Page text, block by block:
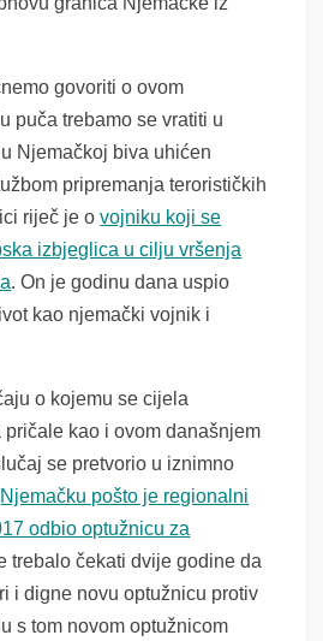
govoriti o ovom
puča trebamo se vratiti u
Njemačkoj biva uhićen
pripremanja terorističkih
riječ je ovojniku koji se
izbjeglica u cilju vršenja
. On je godinu dana uspio
kao njemački vojnik i
o kojemu se cijela
pričale kao i ovom današnjem
se pretvorio u iznimno
Njemačku pošto je regionalni
odbio optužnicu za
trebalo čekati dvije godine da
i digne novu optužnicu protiv
s tom novom optužnicom